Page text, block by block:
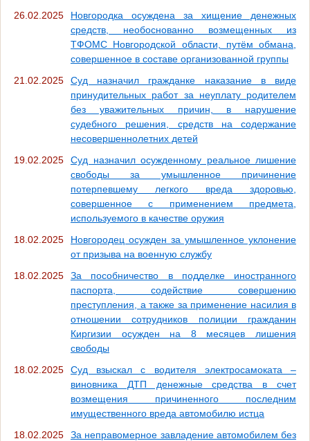
26.02.2025
Новгородка осуждена за хищение денежных
средств, необоснованно возмещенных из
ТФОМС Новгородской области, путём обмана,
совершенное в составе организованной группы
21.02.2025
Суд назначил гражданке наказание в виде
принудительных работ за неуплату родителем
без уважительных причин, в нарушение
судебного решения, средств на содержание
несовершеннолетних детей
19.02.2025
Суд назначил осужденному реальное лишение
свободы за умышленное причинение
потерпевшему легкого вреда здоровью,
совершенное с применением предмета,
используемого в качестве оружия
18.02.2025
Новгородец осужден за умышленное уклонение
от призыва на военную службу
18.02.2025
За пособничество в подделке иностранного
паспорта, содействие совершению
преступления, а также за применение насилия в
отношении сотрудников полиции гражданин
Киргизии осужден на 8 месяцев лишения
свободы
18.02.2025
Суд взыскал с водителя электросамоката –
виновника ДТП денежные средства в счет
возмещения причиненного последним
имущественного вреда автомобилю истца
18.02.2025
За неправомерное завладение автомобилем без